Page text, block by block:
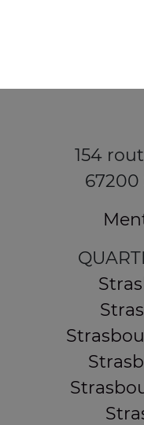
154
67200